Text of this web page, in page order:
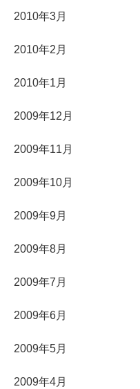
2010年3月
2010年2月
2010年1月
2009年12月
2009年11月
2009年10月
2009年9月
2009年8月
2009年7月
2009年6月
2009年5月
2009年4月